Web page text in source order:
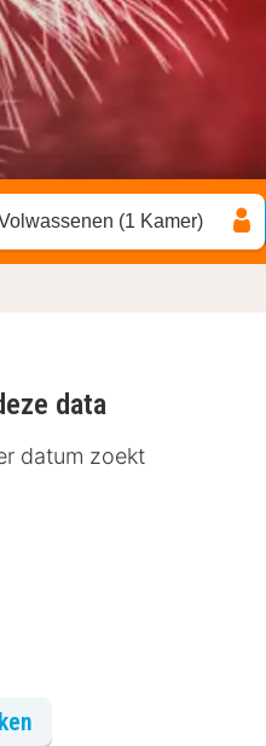
(1 Kamer)
data
datum zoekt